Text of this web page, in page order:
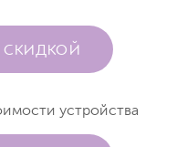
устройства